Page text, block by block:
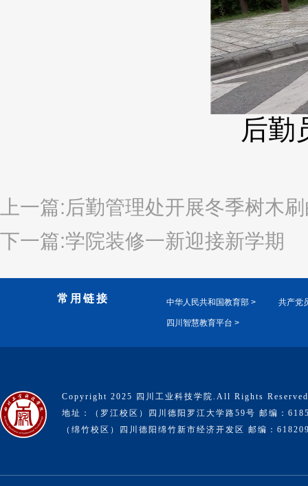
后勤
上一篇:后勤管理处开展冬季树木
下一篇:学院装修一新迎接新学期
常用链接 中华人民共和国教育部 > 共产党
四川智慧教育平台 >
Copyright 2025 四川工业科技学院.All Rights
地址：（罗江校区）四川德阳罗江大学路59号 邮编：
（绵竹校区）四川德阳绵竹新市经济开发区 邮编：